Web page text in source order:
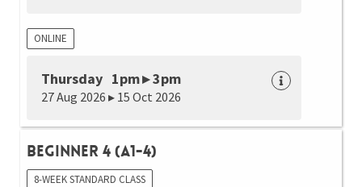
ONLINE
Thursday 1pm ▸ 3pm
27 Aug 2026 ▸ 15 Oct 2026
Beginner 4 (A1-4)
8-WEEK STANDARD CLASS